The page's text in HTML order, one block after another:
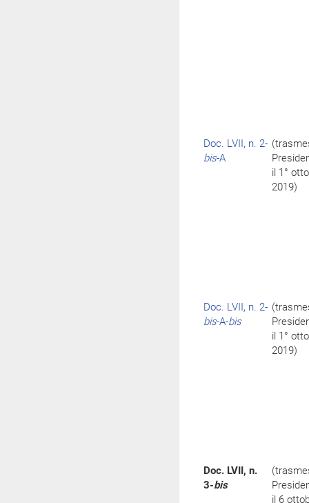
Doc. LVII, n. 2-
bis-A
il 1°
2019)
Doc. LVII, n. 2-
bis-A-bis
il 1°
2019)
Doc. LVII, n.
3-bis
il 6